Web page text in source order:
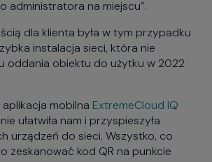
administratora na miejscu”.
dla klienta była w tym przypadku
instalacja sieci, która nie
oddania obiektu do użytku w 2022
mobilna ExtremeCloud IQ
ułatwiła nam i przyspieszyła
urządzeń do sieci. Wszystko, co
zeskanować kod QR na punkcie